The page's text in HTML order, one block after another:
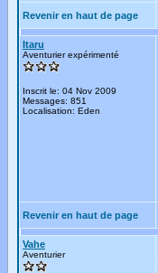
Revenir en haut de page
Itaru
Aventurier expérimenté
Inscrit le: 04 Nov 2009
Messages: 851
Localisation: Eden
Revenir en haut de page
Vahe
Aventurier